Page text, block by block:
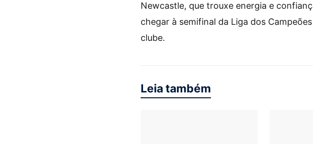
Newcastle, que trouxe energia e
chegar à semifinal da Liga dos
clube.
Leia também